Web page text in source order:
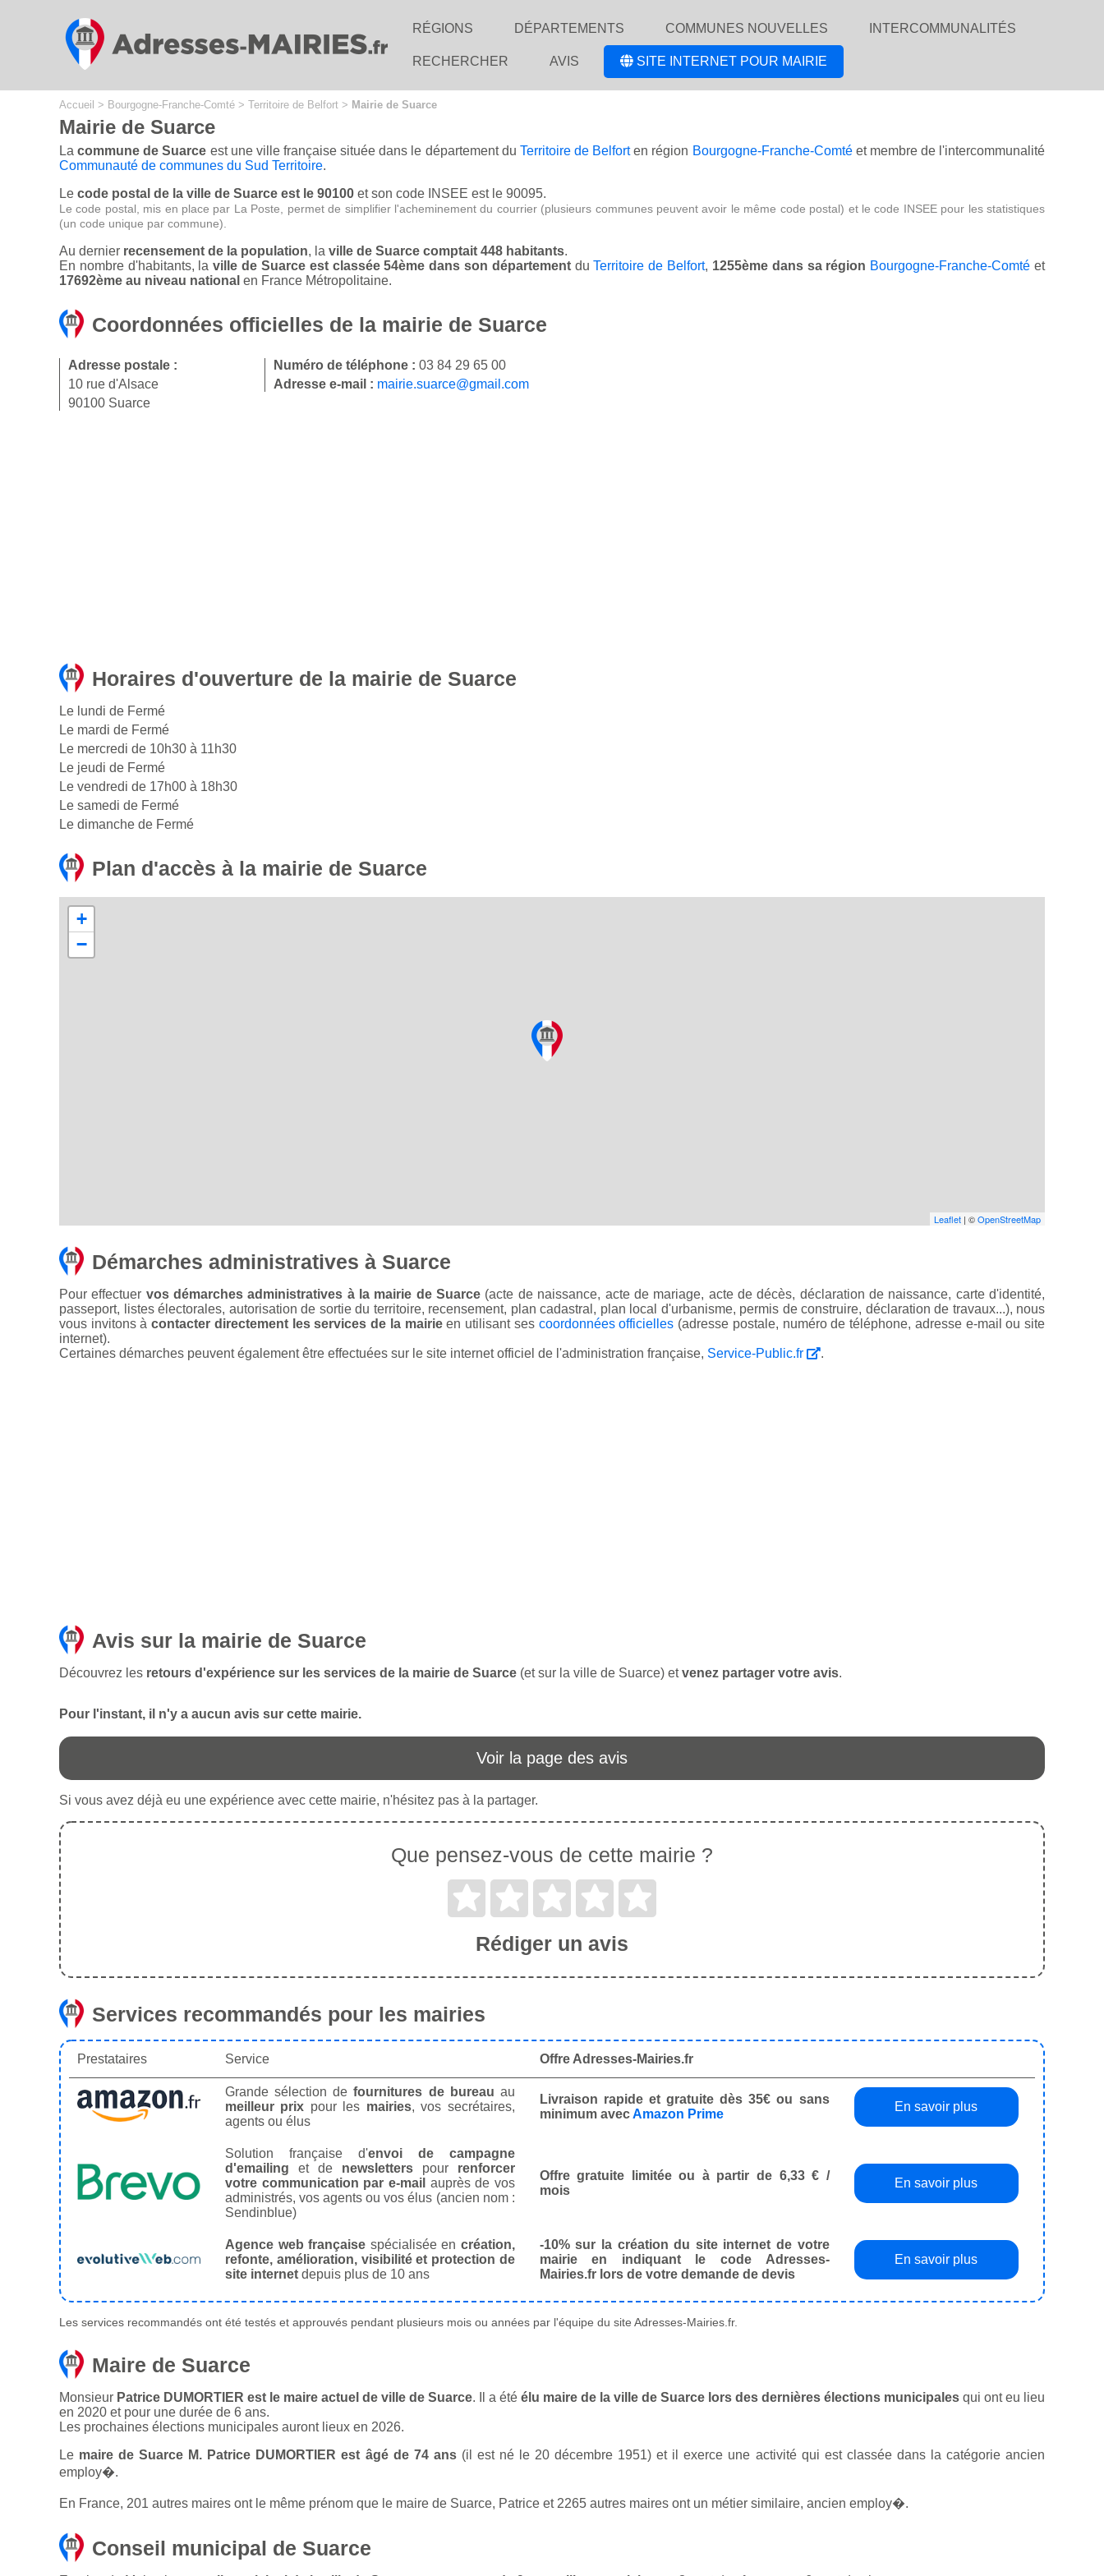
RÉGIONS DÉPARTEMENTS COMMUNES NOUVELLES INTERCOMMUNALITÉS
RECHERCHER AVIS SITE INTERNET POUR MAIRIE
Accueil > Bourgogne-Franche-Comté > Territoire de Belfort > Mairie de Suarce
Mairie de Suarce
Lacommune de Suarce est une ville française située dans le département du Territoire de Belforten région Bourgogne-Franche-Comtéet membre de l'intercommunalité
Communauté de communes du Sud Territoire.
Le code postal de la ville de Suarce est le 90100 et son code INSEE est le 90095.
Le code postal, mis en place par La Poste, permet de simplifier l'acheminement du courrier (plusieurs communes peuvent avoir le même code postal) et le code INSEE pour les statistiques
(un code unique par commune).
Au dernier recensement de la population, la ville de Suarce comptait 448 habitants.
En nombre d'habitants, laville de Suarce est classée 54ème dans son départementduTerritoire de Belfort, 1255ème dans sa région Bourgogne-Franche-Comté et
17692ème au niveau national en France Métropolitaine.
Coordonnées officielles de la mairie de Suarce
Adresse postale :
10 rue d'Alsace
90100 Suarce
Numéro de téléphone : 03 84 29 65 00
Adresse e-mail : mairie.suarce@gmail.com
Horaires d'ouverture de la mairie de Suarce
Le lundi de Fermé
Le mardi de Fermé
Le mercredi de 10h30 à 11h30
Le jeudi de Fermé
Le vendredi de 17h00 à 18h30
Le samedi de Fermé
Le dimanche de Fermé
Plan d'accès à la mairie de Suarce
+
−
Leaflet | ©OpenStreetMap
Démarches administratives à Suarce
Pour effectuer vos démarches administratives à la mairie de Suarce (acte de naissance, acte de mariage, acte de décès, déclaration de naissance, carte d'identité,
passeport, listes électorales, autorisation de sortie du territoire, recensement, plan cadastral, plan local d'urbanisme, permis de construire, déclaration de travaux...), nous
vous invitons àcontacter directement les services de la mairieen utilisant ses coordonnées officielles (adresse postale, numéro de téléphone, adresse e-mail ou site
internet).
Certaines démarches peuvent également être effectuées sur le site internet officiel de l'administration française, Service-Public.fr .
Avis sur la mairie de Suarce
Découvrez les retours d'expérience sur les services de la mairie de Suarce (et sur la ville de Suarce) etvenez partager votre avis.
Pour l'instant, il n'y a aucun avis sur cette mairie.
Voir la page des avis
Si vous avez déjà eu une expérience avec cette mairie, n'hésitez pas à la partager.
Que pensez-vous de cette mairie ?
Rédiger un avis
Services recommandés pour les mairies
Prestataires Service Offre Adresses-Mairies.fr
Grande sélection defournitures de bureau au
meilleur prix pour les mairies, vos secrétaires,
agents ou élus
Livraison rapide et gratuite dès 35€ ou sans
minimum avecAmazon Prime
En savoir plus
Solution française d'envoi de campagne
d'emailing et de newsletterspour renforcer
votre communication par e-mail auprès de vos
administrés, vos agents ou vos élus (ancien nom :
Sendinblue)
Offre gratuite limitée ou à partir de 6,33 € /
mois
En savoir plus
Agence web française spécialisée en création,
refonte, amélioration, visibilité et protection de
site internet depuis plus de 10 ans
-10% sur la création du site internet de votre
mairie en indiquant le code Adresses-
Mairies.fr lors de votre demande de devis
En savoir plus
Les services recommandés ont été testés et approuvés pendant plusieurs mois ou années par l'équipe du site Adresses-Mairies.fr.
Maire de Suarce
Monsieur Patrice DUMORTIER est le maire actuel de ville de Suarce. Il a été élu maire de la ville de Suarce lors des dernières élections municipales qui ont eu lieu
en 2020 et pour une durée de 6 ans.
Les prochaines élections municipales auront lieux en 2026.
Le maire de Suarce M. Patrice DUMORTIER est âgé de 74 ans(il est né le 20 décembre 1951) et il exerce une activité qui est classée dans la catégorie ancien
employ�.
En France, 201 autres maires ont le même prénom que le maire de Suarce, Patrice et 2265 autres maires ont un métier similaire, ancien employ�.
Conseil municipal de Suarce